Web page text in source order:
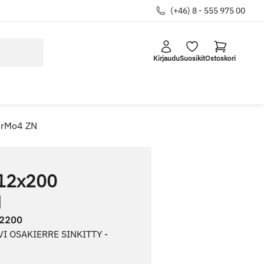
(+46) 8 - 555 975 00
KirjauduSuosikitOstoskori
ZN
OSAKIERRE SINKITTY -